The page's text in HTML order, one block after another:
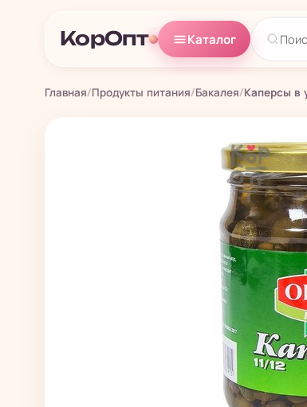
КорОпт Каталог
Главная/Продукты питания/Бакалея/Каперсы в